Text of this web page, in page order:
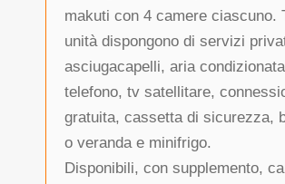
makuti con 4 camere ciascuno.
unità dispongono di servizi
asciugacapelli, aria
telefono, tv satellitare,
gratuita, cassetta di sicurezza,
o veranda e minifrigo.
Disponibili, con supplemento,